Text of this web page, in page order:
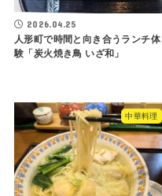
2026.04.25
人形町で時間と向き合うランチ体
験「炭火焼き鳥 いざ和」
中華料理